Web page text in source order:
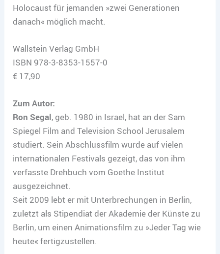
Holocaust für jemanden »zwei Generationen
danach« möglich macht.
Wallstein Verlag GmbH
ISBN 978-3-8353-1557-0
€ 17,90
Zum Autor:
Ron Segal, geb. 1980 in Israel, hat an der Sam
Spiegel Film and Television School Jerusalem
studiert. Sein Abschlussfilm wurde auf vielen
internationalen Festivals gezeigt, das von ihm
verfasste Drehbuch vom Goethe Institut
ausgezeichnet.
Seit 2009 lebt er mit Unterbrechungen in Berlin,
zuletzt als Stipendiat der Akademie der Künste zu
Berlin, um einen Animationsfilm zu »Jeder Tag wie
heute« fertigzustellen.